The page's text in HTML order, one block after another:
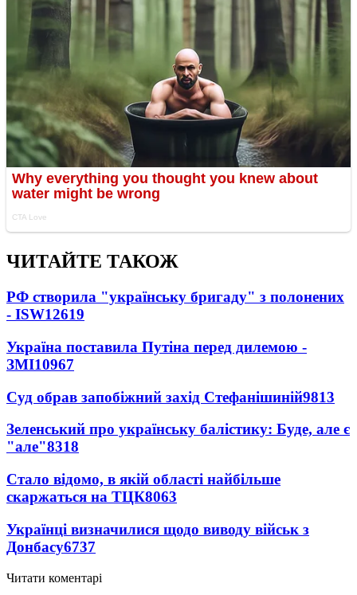
ЧИТАЙТЕ ТАКОЖ
РФ створила "українську бригаду" з полонених
- ISW12619
Україна поставила Путіна перед дилемою -
ЗМІ10967
Суд обрав запобіжний захід Стефанішиній9813
Зеленський про українську балістику: Буде, але є
"але"8318
Стало відомо, в якій області найбільше
скаржаться на ТЦК8063
Українці визначилися щодо виводу військ з
Донбасу6737
Читати коментарі